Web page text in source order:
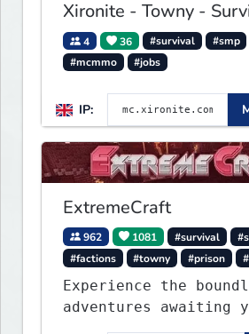
Xironite - Towny -
4 36 #survival #smp
#mcmmo
#jobs
IP:
ExtremeCraft
962 1081 #survival
#factions
#towny #prison
Experience the
adventures awaiting